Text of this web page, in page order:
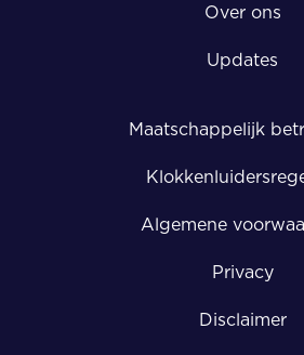
Over ons
Updates
Maatschappelijk
Algemene
Privacy
Disclaimer